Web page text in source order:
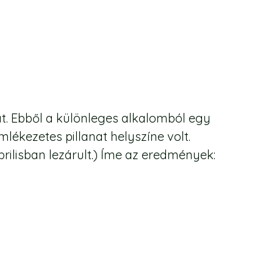
Ebből a különleges alkalomból egy
pillanat helyszíne volt.
lezárult.) Íme az eredmények: